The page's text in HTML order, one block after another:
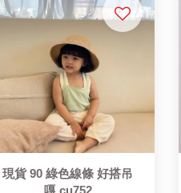
現貨 90 綠色線條 好搭吊
嘎 cu752